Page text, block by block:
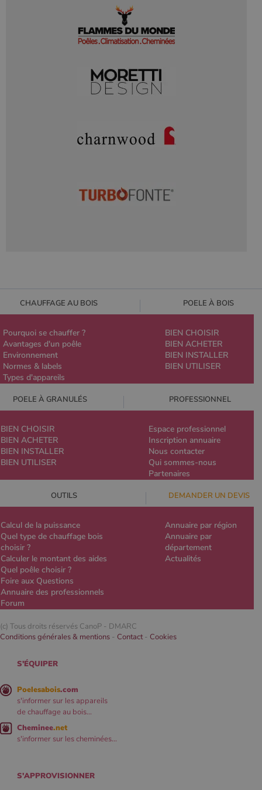
CHAUFFAGE AU BOIS POELE À BOIS
Pourquoi se chauffer ?
Avantages d'un poêle
Environnement
Normes & labels
Types d'appareils
BIEN CHOISIR
BIEN ACHETER
BIEN INSTALLER
BIEN UTILISER
POELE À GRANULÉS PROFESSIONNEL
BIEN CHOISIR
BIEN ACHETER
BIEN INSTALLER
BIEN UTILISER
Espace professionnel
Inscription annuaire
Nous contacter
Qui sommes-nous
Partenaires
OUTILS DEMANDER UN DEVIS
Calcul de la puissance
Quel type de chauffage bois
choisir ?
Calculer le montant des aides
Quel poêle choisir ?
Foire aux Questions
Annuaire des professionnels
Forum
Annuaire par région
Annuaire par
département
Actualités
(c) Tous droits réservés CanoP - DMARC
Conditions générales & mentions - Contact- Cookies
S'ÉQUIPER
Poelesabois.com
s'informer sur les appareils
de chauffage au bois...
Cheminee.net
s'informer sur les cheminées...
S'APPROVISIONNER